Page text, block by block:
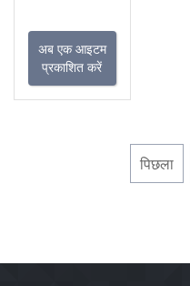
अब एक आइटम
प्रकाशित करें
पिछला